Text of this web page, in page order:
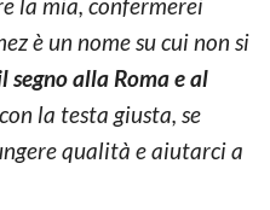
è un nome su cui non si
segno alla Roma e al
la testa giusta, se
qualità e aiutarci a